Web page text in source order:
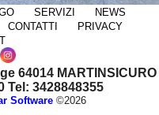
SERVIZI
NEWS
CONTATTI
PRIVACY
64014 MARTINSICURO
Tel: 3428848355
Software©2026